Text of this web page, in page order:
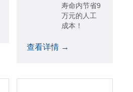
寿命内节省9
万元的人工
成本！
查看详情 →